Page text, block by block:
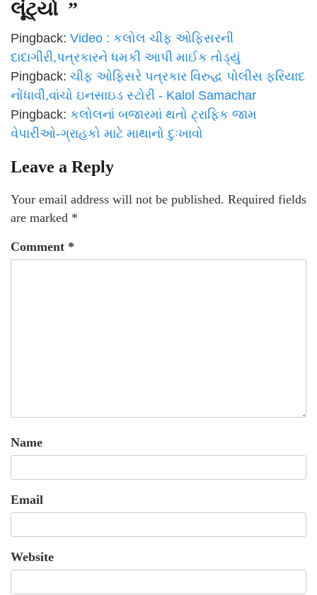
લૂંટ્યો ”
Pingback: Video : કલોલ ચીફ ઓફિસરની
દાદાગીરી,પત્રકારને ધમકી આપી માઈક તોડ્યું
Pingback: ચીફ ઓફિસરે પત્રકાર વિરુદ્ધ પોલીસ ફરિયાદ
નોંધાવી,વાંચો ઇનસાઇડ સ્ટોરી - Kalol Samachar
Pingback: કલોલનાં બજારમાં થતો ટ્રાફિક જામ
વેપારીઓ-ગ્રાહકો માટે માથાનો દુઃખાવો
Leave a Reply
Your email address will not be published. Required fields
are marked *
Comment *
Name
Email
Website